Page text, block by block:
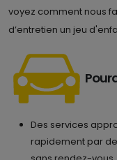
voyez comment nous
d’entretien un jeu
Des services
rapidement par